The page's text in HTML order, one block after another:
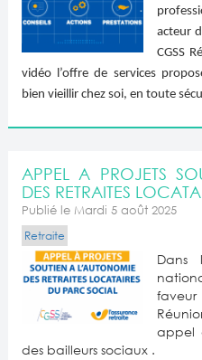
acteur
CGSS
vidéo l’offre de services
bien vieillir chez soi, en toute
APPEL A PROJETS
DES RETRAITES
Publié le Mardi 5 août 2025
Retraite
faveur
appel
des bailleurs sociaux .